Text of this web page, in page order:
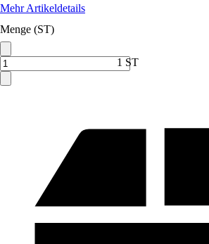
Mehr Artikeldetails
Menge (ST)
1 ST